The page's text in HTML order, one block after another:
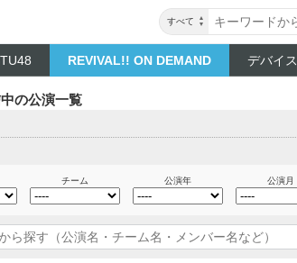
すべて
REVIVAL!! ON DEMAND デバイス
の公演一覧
チーム 公演年 公演月